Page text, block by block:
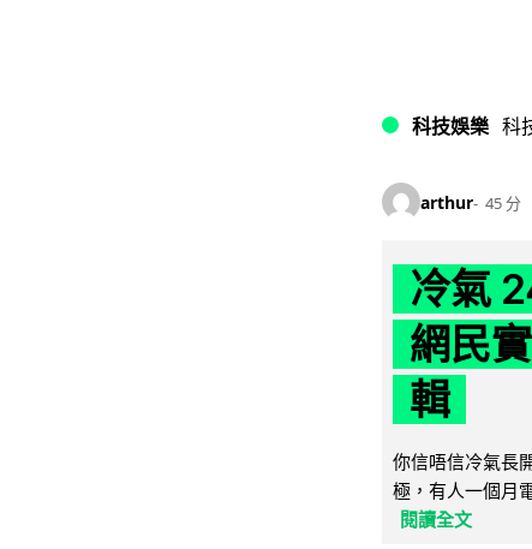
科技娛樂 科
arthur 45 分
冷氣
網民
輯
你信唔信冷氣長
極，有人一個月
閱讀全文